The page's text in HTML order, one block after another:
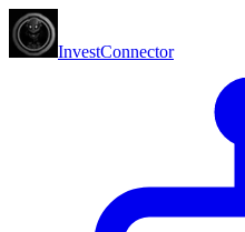
InvestConnector